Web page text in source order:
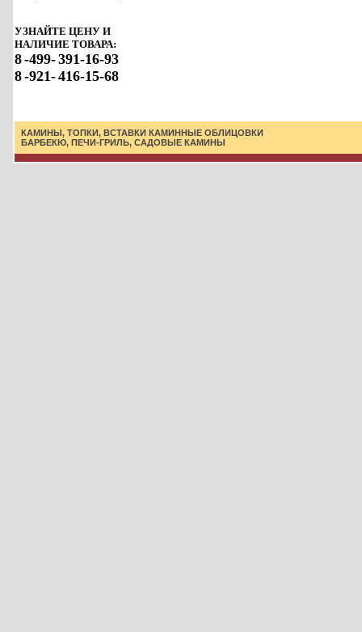
УЗНАЙТЕ ЦЕНУ И
НАЛИЧИЕ ТОВАРА:
8-499-391-16-93
8-921-416-15-68
КАМИНЫ, ТОПКИ, ВСТАВКИ КАМИННЫЕ ОБЛИЦОВКИ
БАРБЕКЮ, ПЕЧИ-ГРИЛЬ, САДОВЫЕ КАМИНЫ